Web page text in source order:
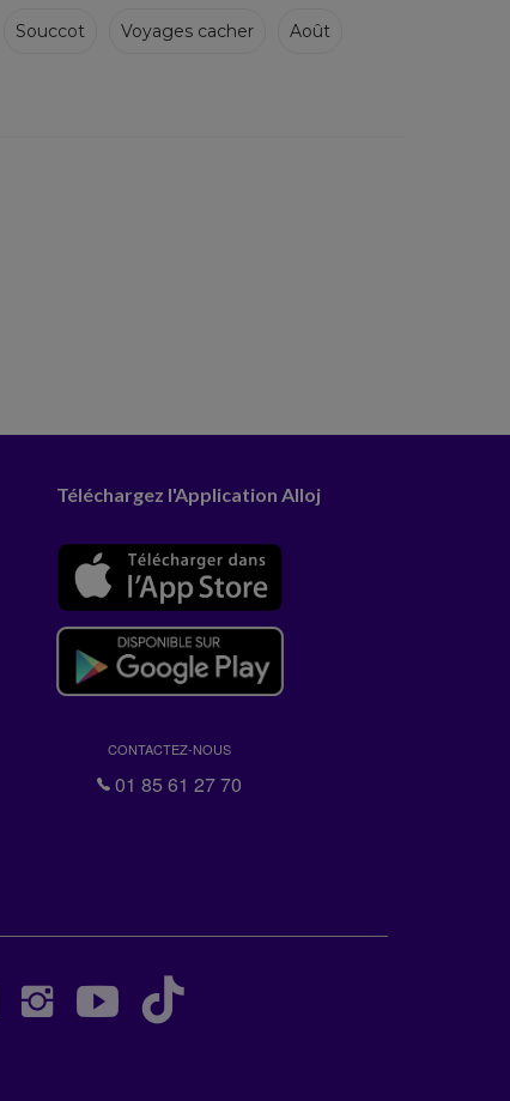
Souccot Voyages cacher Août
Téléchargez l'Application Alloj
CONTACTEZ-NOUS
01 85 61 27 70